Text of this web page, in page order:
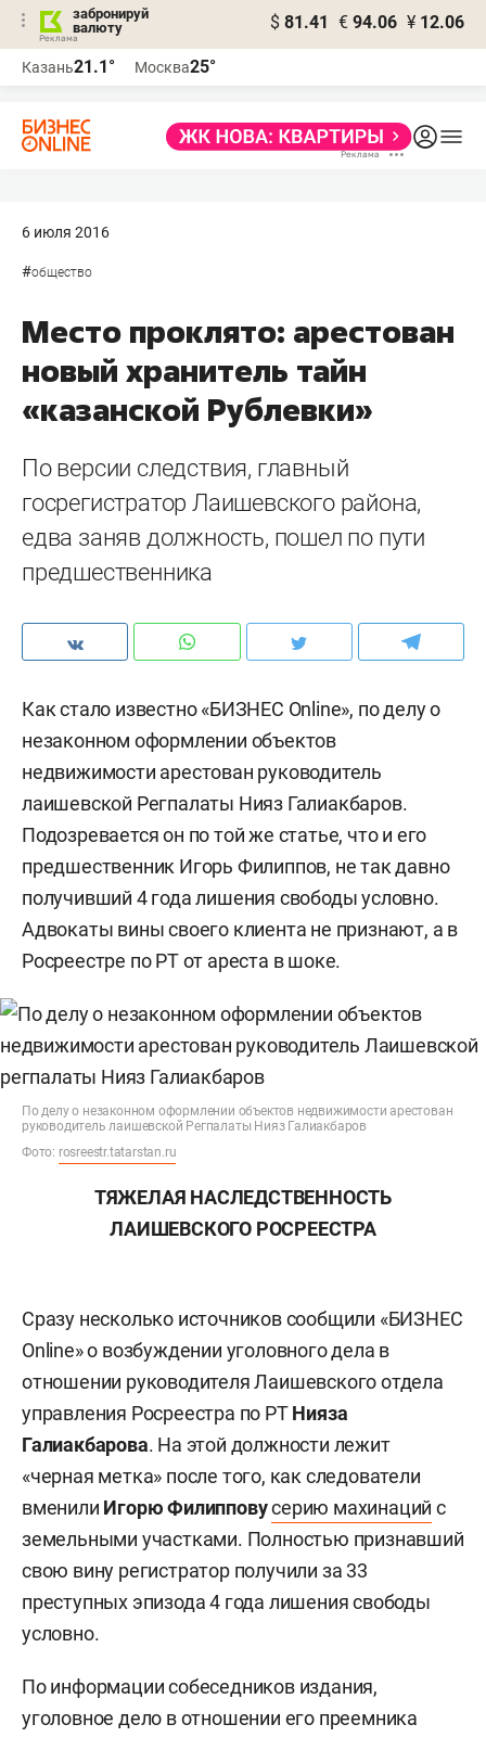
забронируй
валюту
$ 81.41 € 94.06 ¥ 12.06
Казань21.1° Москва25°
6 июля 2016
#общество
Место проклято: арестован
новый хранитель тайн
«казанской Рублевки»
По версии следствия, главный
госрегистратор Лаишевского района,
едва заняв должность, пошел по пути
предшественника
Как стало известно «БИЗНЕС Online», по делу о
незаконном оформлении объектов
недвижимости арестован руководитель
лаишевской Регпалаты Нияз Галиакбаров.
Подозревается он по той же статье, что и его
предшественник Игорь Филиппов, не так давно
получивший 4 года лишения свободы условно.
Адвокаты вины своего клиента не признают, а в
Росреестре по РТ от ареста в шоке.
По делу о незаконном оформлении объектов недвижимости арестован
руководитель лаишевской Регпалаты Нияз Галиакбаров
Фото: rosreestr.tatarstan.ru
ТЯЖЕЛАЯ НАСЛЕДСТВЕННОСТЬ
ЛАИШЕВСКОГО РОСРЕЕСТРА
Сразу несколько источников сообщили «БИЗНЕС
Online» о возбуждении уголовного дела в
отношении руководителя Лаишевского отдела
управления Росреестра по РТНияза
Галиакбарова. На этой должности лежит
«черная метка» после того, как следователи
вменили Игорю Филипповусерию махинаций с
земельными участками. Полностью признавший
свою вину регистратор получили за 33
преступных эпизода 4 года лишения свободы
условно.
По информации собеседников издания,
уголовное дело в отношении его преемника